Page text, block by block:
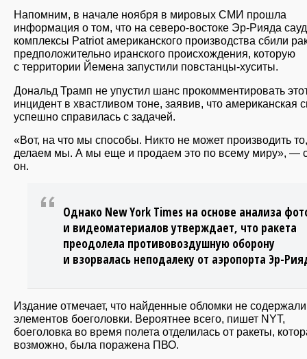
Напомним, в начале ноября в мировых СМИ прошла
информация о том, что на северо-востоке Эр-Рияда
комплексы Patriot американского производства сбили
предположительно иранского происхождения, которую
с территории Йемена запустили повстанцы-хуситы.
Дональд Трамп не упустил шанс прокомментировать
инцидент в хвастливом тоне, заявив, что американская
успешно справилась с задачей.
«Вот, на что мы способы. Никто не может производить
делаем мы. А мы еще и продаем это по всему миру», —
он.
Однако New York Times на основе анализа
и видеоматериалов утверждает, что ракета
преодолела противовоздушную оборону
и взорвалась неподалеку от аэропорта Эр-
Издание отмечает, что найденные обломки не содержали
элементов боеголовки. Вероятнее всего, пишет NYT,
боеголовка во время полета отделилась от ракеты,
возможно, была поражена ПВО.